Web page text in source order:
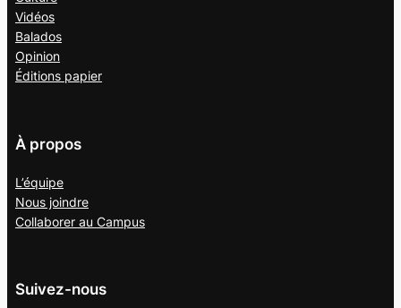
Vidéos
Balados
Opinion
Éditions papier
À propos
L’équipe
Nous joindre
Collaborer au Campus
Suivez-nous